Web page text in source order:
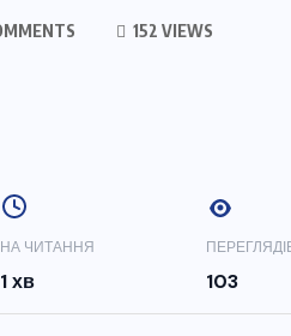
152 VIEWS
НА ЧИТАННЯ
1 хв 103